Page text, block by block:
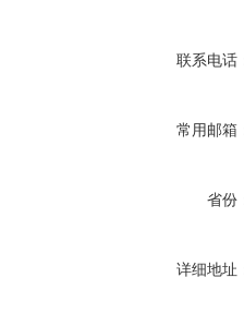
联系电话
常用邮箱
省份
详细地址